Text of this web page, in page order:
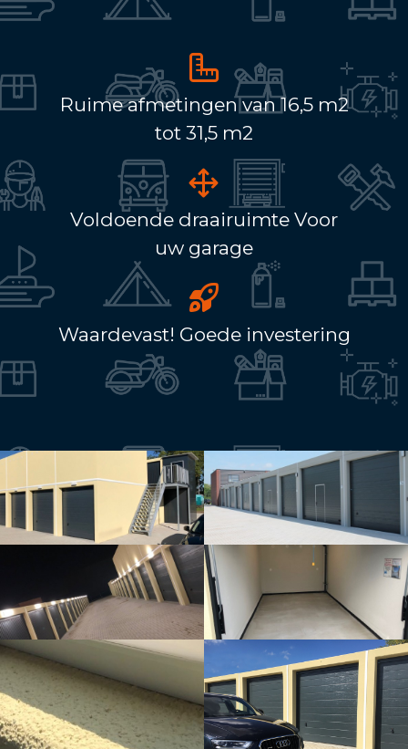
Ruime afmetingen van 16,5 m2
tot 31,5 m2
Voldoende draairuimte Voor
uw garage
Waardevast! Goede investering